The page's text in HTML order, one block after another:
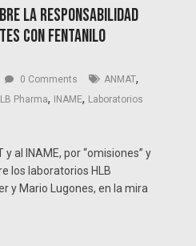
la responsabilidad
con fentanilo
0 Comments ANMAT,
Pharma, INAME, Laboratorios
al INAME, por “omisiones” y
los laboratorios HLB
y Mario Lugones, en la mira